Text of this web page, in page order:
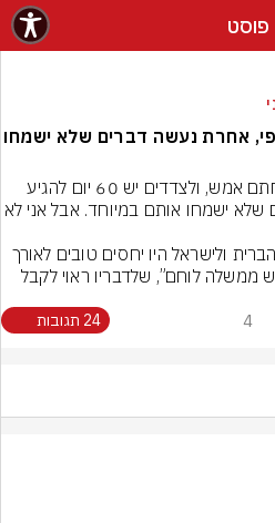
פוסט
סופי, אחרת נעשה דברים שלא ישמחו
טראמפ: “כעת יש לנו הסכם שנחתם אמש, ולצדדים יש 60 יום להגיע
4 24 תגובות